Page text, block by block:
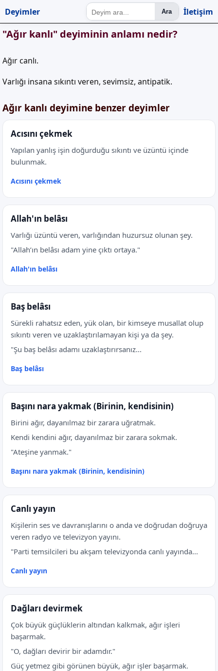
Deyimler Ara İletişim
"Ağır kanlı" deyiminin anlamı nedir?
Ağır canlı.
Varlığı insana sıkıntı veren, sevimsiz, antipatik.
Ağır kanlı deyimine benzer deyimler
Acısını çekmek
Yapılan yanlış işin doğurduğu sıkıntı ve üzüntü içinde
bulunmak.
Acısını çekmek
Allah'ın belâsı
Varlığı üzüntü veren, varlığından huzursuz olunan şey.
"Allah’ın belâsı adam yine çıktı ortaya."
Allah'ın belâsı
Baş belâsı
Sürekli rahatsız eden, yük olan, bir kimseye musallat olup
sıkıntı veren ve uzaklaştırılamayan kişi ya da şey.
"Şu baş belâsı adamı uzaklaştırırsanız...
Baş belâsı
Başını nara yakmak (Birinin, kendisinin)
Birini ağır, dayanılmaz bir zarara uğratmak.
Kendi kendini ağır, dayanılmaz bir zarara sokmak.
"Ateşine yanmak."
Başını nara yakmak (Birinin, kendisinin)
Canlı yayın
Kişilerin ses ve davranışlarını o anda ve doğrudan doğruya
veren radyo ve televizyon yayını.
"Parti temsilcileri bu akşam televizyonda canlı yayında...
Canlı yayın
Dağları devirmek
Çok büyük güçlüklerin altından kalkmak, ağır işleri
başarmak.
"O, dağları devirir bir adamdır."
Güç yetmez gibi görünen büyük, ağır işler başarmak.